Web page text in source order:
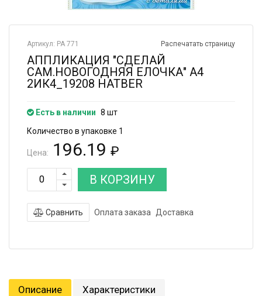
Распечатать страницу
Артикул: РА 771
АППЛИКАЦИЯ "СДЕЛАЙ
САМ.НОВОГОДНЯЯ ЕЛОЧКА" А4
2ИК4_19208 HATBER
Есть в наличии 8 шт
Количество в упаковке 1
Цена: 196.19 ₽
В КОРЗИНУ
Сравнить Оплата заказа Доставка
Описание Характеристики